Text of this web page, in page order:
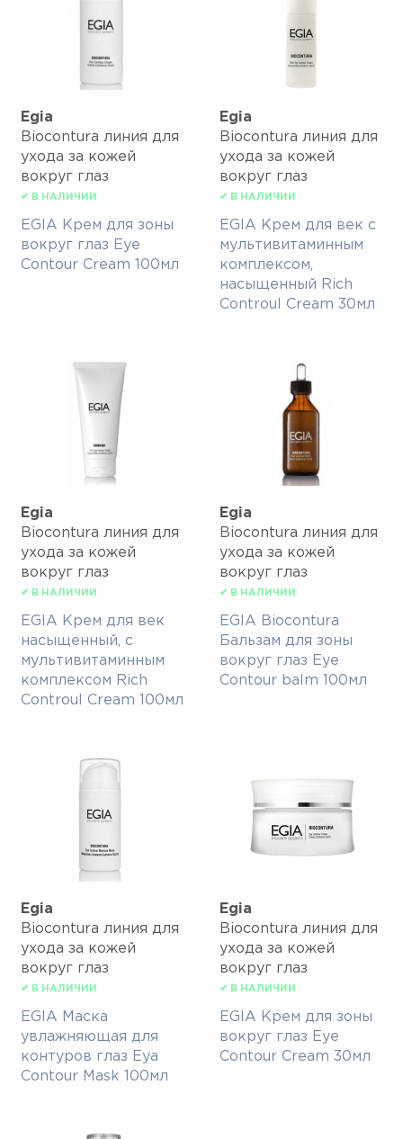
Egia
Biocontura линия для
ухода за кожей
вокруг глаз
✔ В НАЛИЧИИ
EGIA Крем для зоны
вокруг глаз Eye
Contour Cream 100мл
Egia
Biocontura линия для
ухода за кожей
вокруг глаз
✔ В НАЛИЧИИ
EGIA Крем для век с
мультивитаминным
комплексом,
насыщенный Rich
Controul Cream 30мл
Egia
Biocontura линия для
ухода за кожей
вокруг глаз
✔ В НАЛИЧИИ
EGIA Крем для век
насыщенный, с
мультивитаминным
комплексом Rich
Controul Cream 100мл
Egia
Biocontura линия для
ухода за кожей
вокруг глаз
✔ В НАЛИЧИИ
EGIA Biocontura
Бальзам для зоны
вокруг глаз Eye
Contour balm 100мл
Egia
Biocontura линия для
ухода за кожей
вокруг глаз
✔ В НАЛИЧИИ
EGIA Маска
увлажняющая для
контуров глаз Eya
Contour Mask 100мл
Egia
Biocontura линия для
ухода за кожей
вокруг глаз
✔ В НАЛИЧИИ
EGIA Крем для зоны
вокруг глаз Eye
Contour Cream 30мл